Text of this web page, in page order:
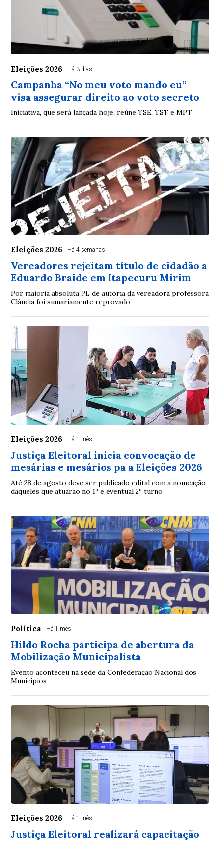
Eleições 2026 Há 3 dias
Campanha “No meu voto mando eu”
visa assegurar direito ao voto secreto
Iniciativa, que será lançada hoje, reúne TSE, TST e MPT
Eleições 2026 Há 4 semanas
Vereadores rejeitam título de cidadão a
Eduardo Braide em Itapecuru Mirim
Por maioria absoluta PL de autoria da vereadora professora
Cláudia foi sumariamente reprovado
Eleições 2026 Há 1 mês
Justiça Eleitoral inicia convocação de
mesárias e mesários pa a Eleições 2026
Até 28 de agosto deve ser publicado edital com a nomeação
daqueles que atuarão no 1º e eventual 2º turno
Política Há 1 mês
Hildo Rocha participa de abertura da
Mobilização Municipalista
Evento aconteceu na sede da Confederação Nacional dos
Municípios
Eleições 2026 Há 1 mês
Justiça Eleitoral realizará capacitação